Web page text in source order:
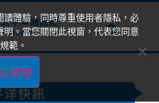
洋快訊
體驗，同時尊重使用者隱私，必
。當您關閉此視窗，代表您同意
範。
關閉